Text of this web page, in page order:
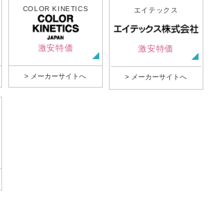
COLOR KINETICS
激安特価
> メーカーサイトへ
エイテックス
激安特価
> メーカーサイトへ